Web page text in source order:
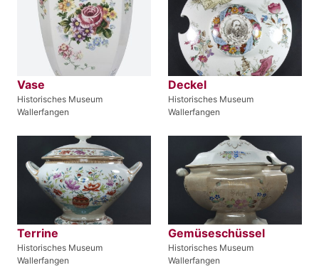
Vase
Historisches Museum
Wallerfangen
Deckel
Historisches Museum
Wallerfangen
Terrine
Historisches Museum
Wallerfangen
Gemüseschüssel
Historisches Museum
Wallerfangen